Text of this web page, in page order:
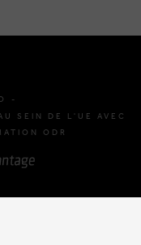
-
SEIN DE L'UE AVEC
ODR